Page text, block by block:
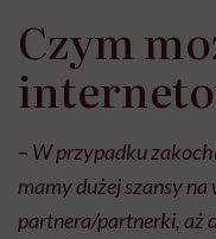
Czym
– W przypadku
mamy dużej szansy
partnera/partnerki, aż